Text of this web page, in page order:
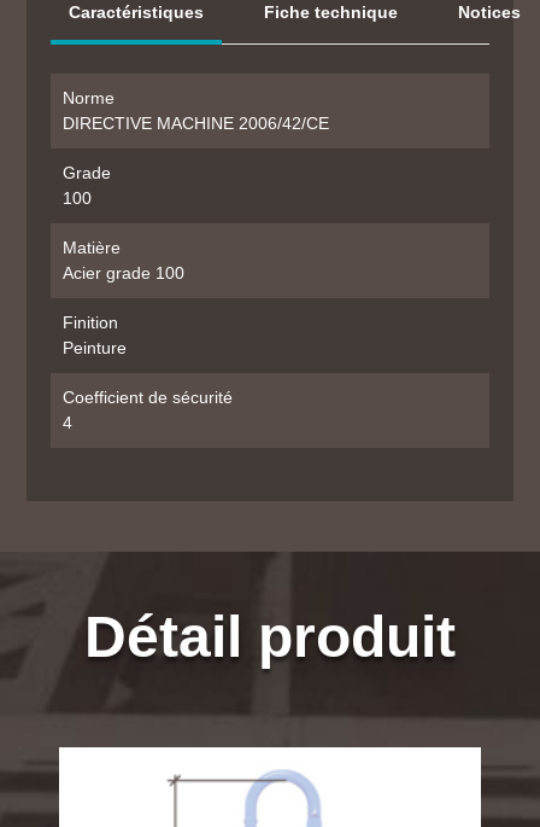
Caractéristiques Fiche technique Notices
Norme
DIRECTIVE MACHINE 2006/42/CE
Grade
100
Matière
Acier grade 100
Finition
Peinture
Coefficient de sécurité
4
Détail produit